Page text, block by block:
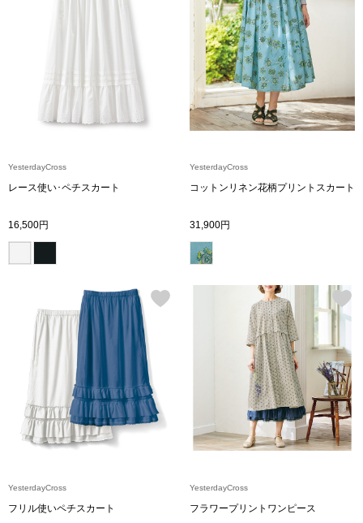
BOGARD 最新号はこちら
集
タログ
／チュニック
ダーウェア
ルーム･アン
ルームウェア
アンダーウェア
ハンドバッグ
ショルダーバ
ブリーフケース
クラッチバッグ
リュック･バッ
YesterdayCross
レース使い･ペチスカート
16,500円
YesterdayCross
コットンリネン花柄プリントスカート
31,900円
YesterdayCross
フリル使いペチスカート
YesterdayCross
フラワープリントワンピース